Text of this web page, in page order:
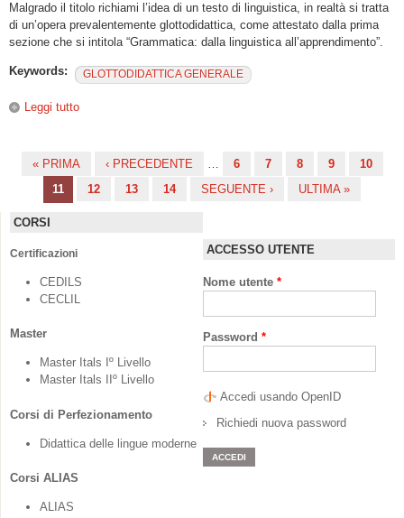
Malgrado il titolo richiami l’idea di un testo di linguistica, in realtà si tratta
di un’opera prevalentemente glottodidattica, come attestato dalla prima
sezione che si intitola “Grammatica: dalla linguistica all’apprendimento”.
Keywords: GLOTTODIDATTICA GENERALE
Leggi tutto
Pagine
« PRIMA ‹ PRECEDENTE 6 7 8 9
10
11
12 13 14 SEGUENTE › ULTIMA »
CORSI
Certificazioni
CEDILS
CECLIL
Master
Master Itals Iº Livello
Master Itals IIº Livello
Corsi di Perfezionamento
Didattica delle lingue moderne
Corsi ALIAS
ALIAS
ACCESSO UTENTE
Nome utente *
Password *
Accedi usando OpenID
Richiedi nuova password